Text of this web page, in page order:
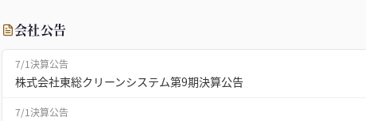
会社公告
7/1決算公告
株式会社東総クリーンシステム第9期決算公告
7/1決算公告